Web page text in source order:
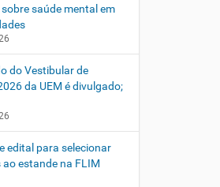
saúde mental em
do Vestibular de
da UEM é divulgado;
edital para selecionar
estande na FLIM